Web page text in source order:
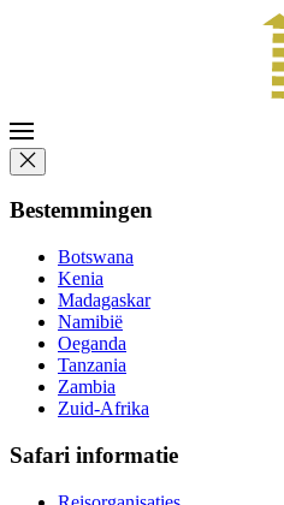
Bestemmingen
Botswana
Kenia
Madagaskar
Namibië
Oeganda
Tanzania
Zambia
Zuid-Afrika
Safari informatie